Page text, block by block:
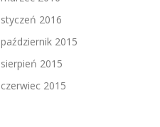
styczeń 2016
październik 2015
sierpień 2015
czerwiec 2015